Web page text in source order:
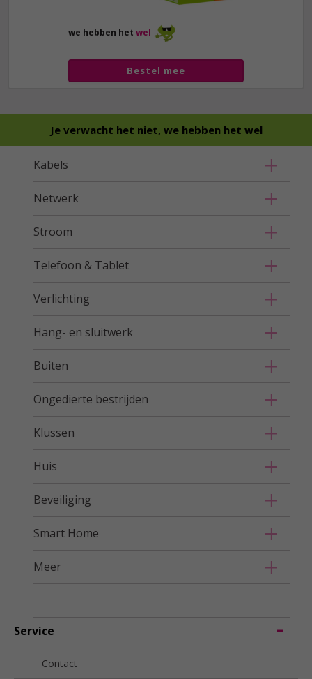
we hebben het wel
Bestel mee
Je verwacht het niet, we hebben het wel
Kabels
Netwerk
Stroom
Telefoon & Tablet
Verlichting
Hang- en sluitwerk
Buiten
Ongedierte bestrijden
Klussen
Huis
Beveiliging
Smart Home
Meer
Service
Contact